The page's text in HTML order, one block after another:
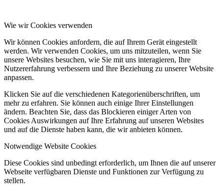
Wie wir Cookies verwenden
Wir können Cookies anfordern, die auf Ihrem Gerät eingestellt
werden. Wir verwenden Cookies, um uns mitzuteilen, wenn Sie
unsere Websites besuchen, wie Sie mit uns interagieren, Ihre
Nutzererfahrung verbessern und Ihre Beziehung zu unserer Website
anpassen.
Klicken Sie auf die verschiedenen Kategorienüberschriften, um
mehr zu erfahren. Sie können auch einige Ihrer Einstellungen
ändern. Beachten Sie, dass das Blockieren einiger Arten von
Cookies Auswirkungen auf Ihre Erfahrung auf unseren Websites
und auf die Dienste haben kann, die wir anbieten können.
Notwendige Website Cookies
Diese Cookies sind unbedingt erforderlich, um Ihnen die auf unserer
Webseite verfügbaren Dienste und Funktionen zur Verfügung zu
stellen.